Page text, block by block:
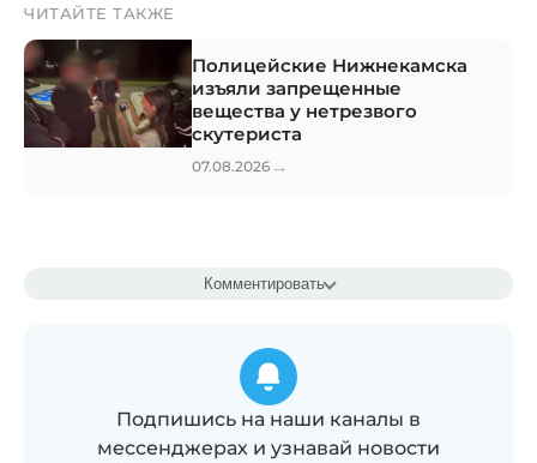
ЧИТАЙТЕ ТАКЖЕ
Полицейские Нижнекамска
изъяли запрещенные
вещества у нетрезвого
скутериста
07.08.2026 →
Комментировать
Подпишись на наши каналы в
мессенджерах и узнавай новости